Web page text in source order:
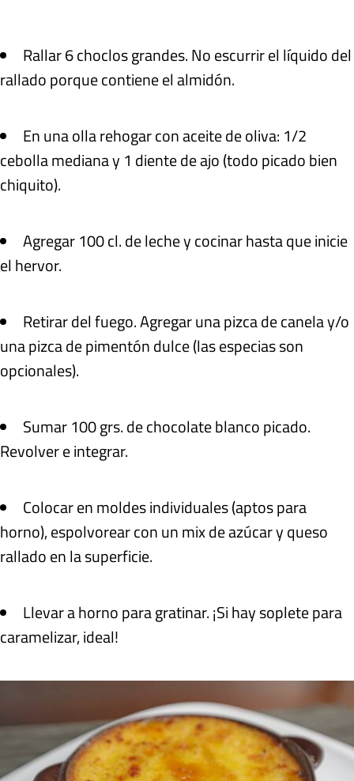
Rallar 6 choclos grandes. No escurrir el líquido del
rallado porque contiene el almidón.
En una olla rehogar con aceite de oliva: 1/2
cebolla mediana y 1 diente de ajo (todo picado bien
chiquito).
Agregar 100 cl. de leche y cocinar hasta que inicie
el hervor.
Retirar del fuego. Agregar una pizca de canela y/o
una pizca de pimentón dulce (las especias son
opcionales).
Sumar 100 grs. de chocolate blanco picado.
Revolver e integrar.
Colocar en moldes individuales (aptos para
horno), espolvorear con un mix de azúcar y queso
rallado en la superficie.
Llevar a horno para gratinar. ¡Si hay soplete para
caramelizar, ideal!